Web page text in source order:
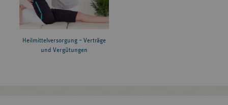
Heilmittelversorgung – Verträge
und Vergütungen